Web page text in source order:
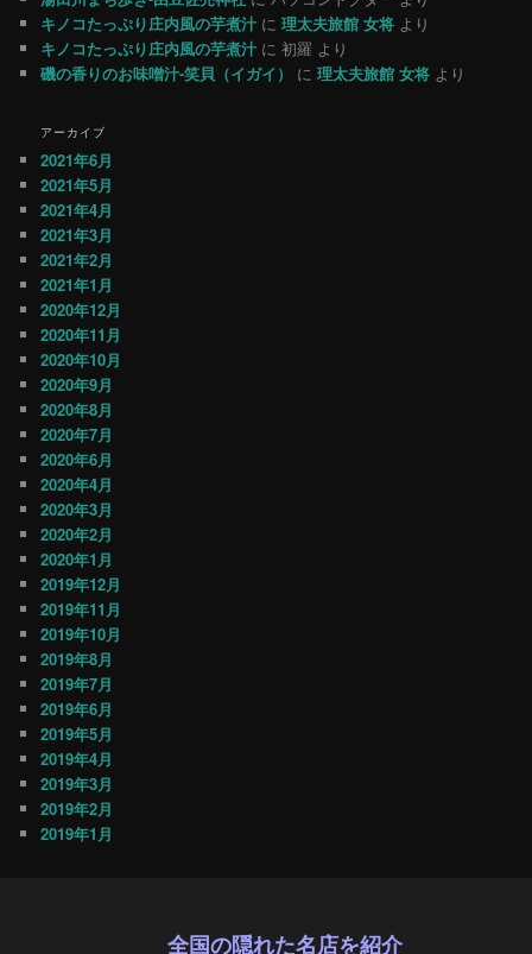
キノコたっぷり庄内風の芋煮汁 に理太夫旅館 女将 より
キノコたっぷり庄内風の芋煮汁 に初羅 より
磯の香りのお味噌汁-笑貝（イガイ）
に理太夫旅館 女将 より
アーカイブ
2021年6月
2021年5月
2021年4月
2021年3月
2021年2月
2021年1月
2020年12月
2020年11月
2020年10月
2020年9月
2020年8月
2020年7月
2020年6月
2020年4月
2020年3月
2020年2月
2020年1月
2019年12月
2019年11月
2019年10月
2019年8月
2019年7月
2019年6月
2019年5月
2019年4月
2019年3月
2019年2月
2019年1月
全国の隠れた名店を紹介